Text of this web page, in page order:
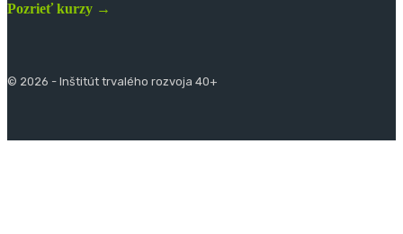
Pozrieť kurzy →
© 2026 - Inštitút trvalého rozvoja 40+